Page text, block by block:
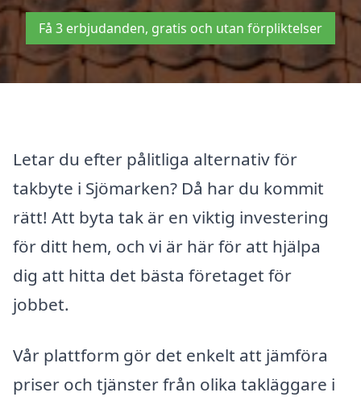
Få 3 erbjudanden, gratis och utan förpliktelser
Letar du efter pålitliga alternativ för
takbyte i Sjömarken? Då har du kommit
rätt! Att byta tak är en viktig investering
för ditt hem, och vi är här för att hjälpa
dig att hitta det bästa företaget för
jobbet.
Vår plattform gör det enkelt att jämföra
priser och tjänster från olika takläggare i